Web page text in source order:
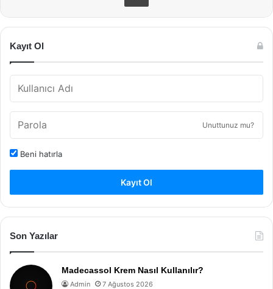
Kayıt Ol
Unuttunuz mu?
Beni hatırla
Kayıt Ol
Son Yazılar
Madecassol Krem Nasıl Kullanılır?
Admin 7 Ağustos 2026